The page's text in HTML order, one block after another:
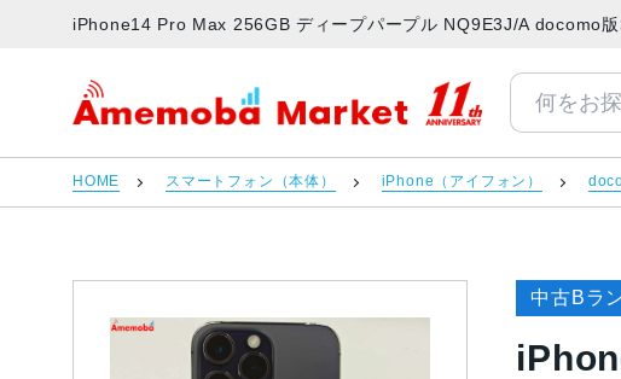
iPhone14 Pro Max 256GB ディープパープル NQ9E3J/A docomo
アメモバマーケット
HOME スマートフォン（本体） iPhone（アイフォン）
中古Bラ